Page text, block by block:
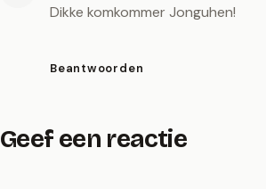
Dikke komkommer Jonguhen!
Beantwoorden
Geef een reactie